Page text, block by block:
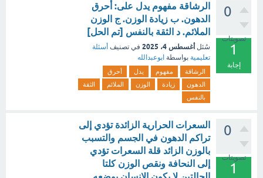
0
تصويتات
1
إجابة
الرشاقة مفهوم يدل على: أحرق
الدهون. ب زيادة الوزن. ج الوزن
الملائم. د الثقة بالنفس [تم الحل]
سُئل أغسطس 4، 2025 في تصنيف أسئلة
تعليمية بواسطة ابوعبدالله
الرشاقة مفهوم يدل
أحرق
الدهون
زيادة الوزن الملائم
الثقة
بالنفس
0
تصويتات
1
السعرات الحرارية الزائدة تؤدي إلى
تراكم الدهون في الجسم والتسبب
بالوزن الزائد قلة السعرات تؤدي
إلى النحافة ونقص الوزن كلتا